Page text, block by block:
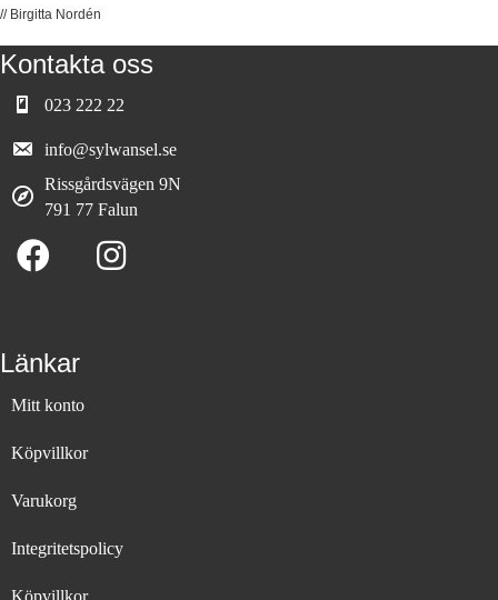
// Birgitta Nordén
Kontakta oss
023 222 22
info@sylwansel.se
Rissgårdsvägen 9N
791 77 Falun
Länkar
Mitt konto
Köpvillkor
Varukorg
Integritetspolicy